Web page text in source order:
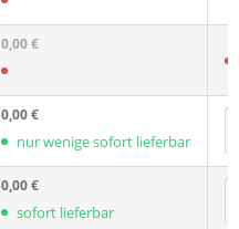
0,00 €
0,00 €
nur wenige sofort lieferbar
0,00 €
sofort lieferbar